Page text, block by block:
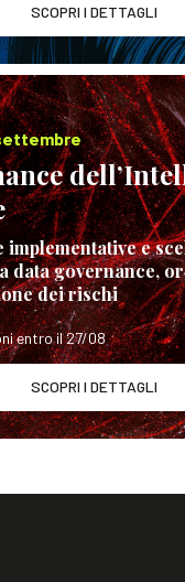
SCOPRI I DETTAGLI
e
data governance,
dei rischi
entro il 27/08
SCOPRI I DETTAGLI